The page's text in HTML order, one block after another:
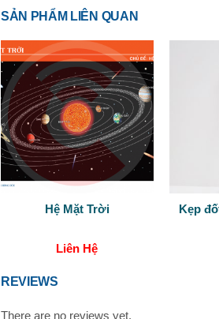
SẢN PHẨM LIÊN QUAN
Hệ Mặt Trời
Liên Hệ
Kẹp
REVIEWS
There are no reviews yet.